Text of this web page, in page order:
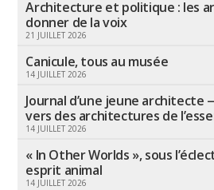
Architecture et politique : les
donner de la voix
21 JUILLET 2026
Canicule, tous au musée
14 JUILLET 2026
Journal d’une jeune architecte
vers des architectures de
14 JUILLET 2026
« In Other Worlds », sous
esprit animal
14 JUILLET 2026